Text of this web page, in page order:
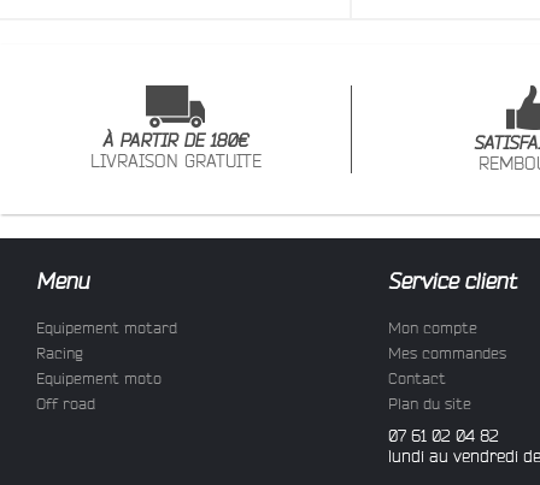
À PARTIR DE 180€
LIVRAISON GRATUITE
Menu
Equipement motard
Racing
Equipement moto
Off road
Service client
Mon compte
Mes commandes
Contact
Plan du site
07 61 02 04 82
lundi au vendredi